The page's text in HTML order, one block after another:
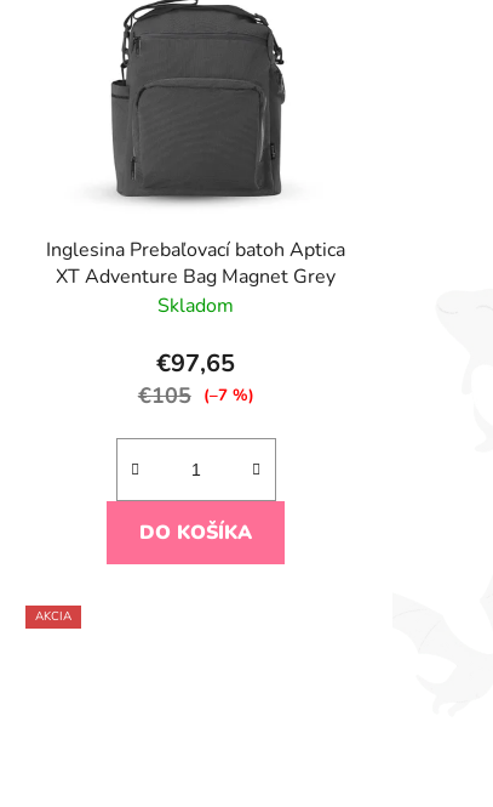
Inglesina Prebaľovací batoh Aptica
XT Adventure Bag Magnet Grey
Skladom
€97,65
€105 (–7 %)
DO KOŠÍKA
AKCIA